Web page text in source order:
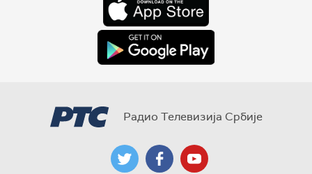
Радио Телевизија Србије